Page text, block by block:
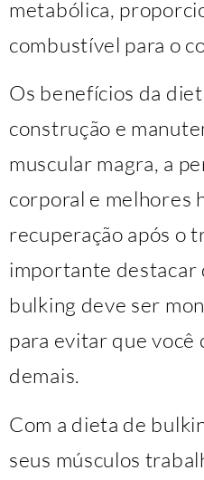
metabólica,
combustível para o
Os benefícios da
construção e
muscular magra, a
corporal e melhores
recuperação após o
importante destacar
bulking deve ser
para evitar que você
demais.
Com a dieta de
seus músculos